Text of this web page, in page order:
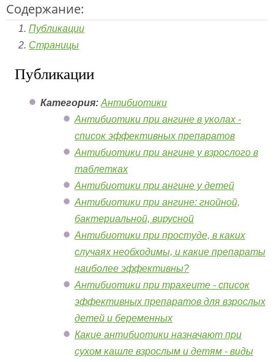
Содержание:
Публикации
Страницы
Публикации
Категория: Антибиотики
Антибиотики при ангине в уколах -
список эффективных препаратов
Антибиотики при ангине у взрослого в
таблетках
Антибиотики при ангине у детей
Антибиотики при ангине: гнойной,
бактериальной, вирусной
Антибиотики при простуде, в каких
случаях необходимы, и какие препараты
наиболее эффективны?
Антибиотики при трахеите - список
эффективных препаратов для взрослых
детей и беременных
Какие антибиотики назначают при
сухом кашле взрослым и детям - виды